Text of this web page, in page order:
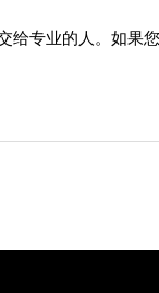
给专业的人。如果